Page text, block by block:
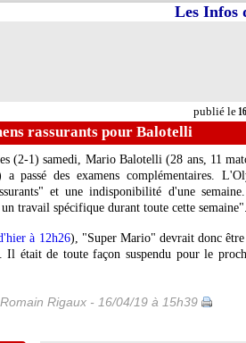
publié le
Les Infos
rassurants pour Balotelli
(2-1) samedi, Mario Balotelli(28 ans, 11
passé des examens complémentaires.
et une indisponibilité d'une
travail spécifique durant toute cette semaine".
à 12h26), "Super Mario" devrait donc être
était de toute façon suspendu pour le
Rigaux - 16/04/19 à 15h39